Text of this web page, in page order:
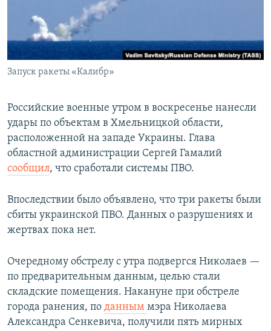
Запуск ракеты «Калибр»
Российские военные утром в воскресенье нанесли
удары по объектам в Хмельницкой области,
расположенной на западе Украины. Глава
областной администрации Сергей Гамалий
сообщил, что сработали системы ПВО.
Впоследствии было объявлено, что три ракеты были
сбиты украинской ПВО. Данных о разрушениях и
жертвах пока нет.
Очередному обстрелу с утра подвергся Николаев —
по предварительным данным, целью стали
складские помещения. Накануне при обстреле
города ранения, по данным мэра Николаева
Александра Сенкевича, получили пять мирных